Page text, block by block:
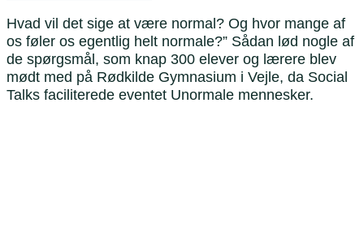
Hvad vil det sige at være normal? Og hvor mange af
os føler os egentlig helt normale?” Sådan lød nogle af
de spørgsmål, som knap 300 elever og lærere blev
mødt med på Rødkilde Gymnasium i Vejle, da Social
Talks faciliterede eventet Unormale mennesker.